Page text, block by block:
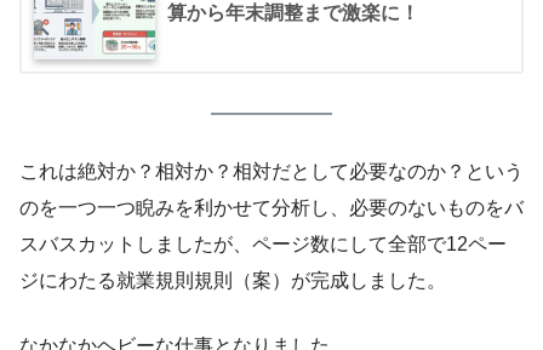
算から年末調整まで激楽に！
これは絶対か？相対か？相対だとして必要なのか？という
のを一つ一つ睨みを利かせて分析し、必要のないものをバ
スバスカットしましたが、ページ数にして全部で12ペー
ジにわたる就業規則規則（案）が完成しました。